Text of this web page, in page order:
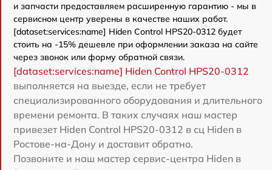
и запчасти предоставляем расширенную гарантию - мы в
сервисном центр уверены в качестве наших работ.
[dataset:services:name] Hiden Control HPS20-0312 будет
стоить на -15% дешевле при оформлении заказа на сайте
через звонок или форму обратной связи.
[dataset:services:name] Hiden Control HPS20-0312
выполняется на выезде, если не требует
специализированного оборудования и длительного
времени ремонта. В таких случаях наш мастер
привезет Hiden Control HPS20-0312 в сц Hiden в
Ростове-на-Дону и доставит обратно.
Позвоните и наш мастер сервис-центра Hiden в